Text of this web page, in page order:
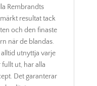
Rembrandts
resultat tack
och den finaste
när de blandas.
utnyttja varje
ut, har alla
Det garanterar